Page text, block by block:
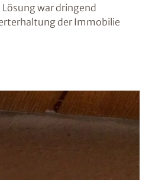
war dringend
der Immobilie